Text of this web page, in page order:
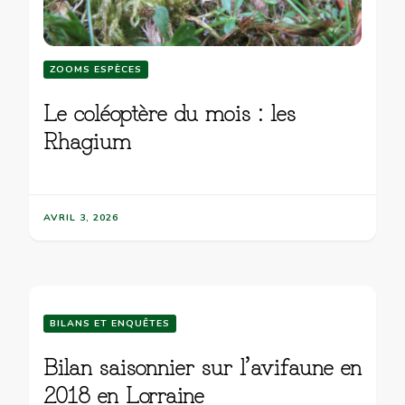
ZOOMS ESPÈCES
Le coléoptère du mois : les
Rhagium
AVRIL 3, 2026
BILANS ET ENQUÊTES
Bilan saisonnier sur l’avifaune en
2018 en Lorraine